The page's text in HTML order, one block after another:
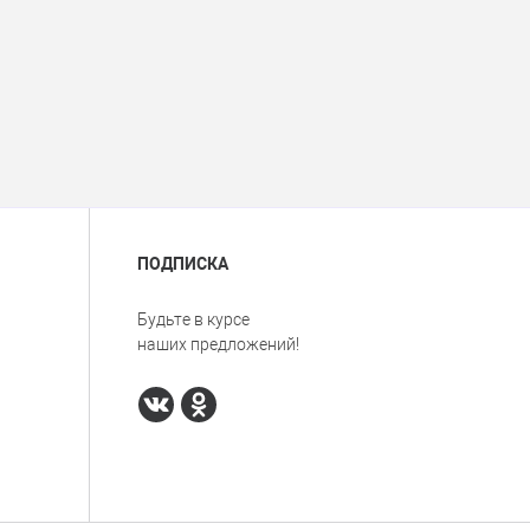
ПОДПИСКА
Будьте в курсе
наших предложений!